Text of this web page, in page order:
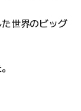
た世界のビッグ